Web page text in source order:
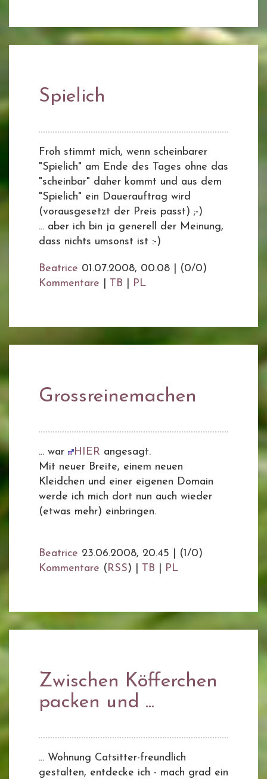
Spielich
Froh stimmt mich, wenn scheinbarer
"Spielich" am Ende des Tages ohne das
"scheinbar" daher kommt und aus dem
"Spielich" ein Dauerauftrag wird
(vorausgesetzt der Preis passt) ;-)
... aber ich bin ja generell der Meinung,
dass nichts umsonst ist :-)
Beatrice 01.07.2008, 00.08
(0/0)
Kommentare
TB PL
Grossreinemachen
... war HIER angesagt.
Mit neuer Breite, einem neuen
Kleidchen und einer eigenen Domain
werde ich mich dort nun auch wieder
(etwas mehr) einbringen.
Beatrice 23.06.2008, 20.45
(1/0)
Kommentare ( RSS) | TB PL
Zwischen Köfferchen
packen und ...
... Wohnung Catsitter-freundlich
gestalten, entdecke ich - mach grad ein